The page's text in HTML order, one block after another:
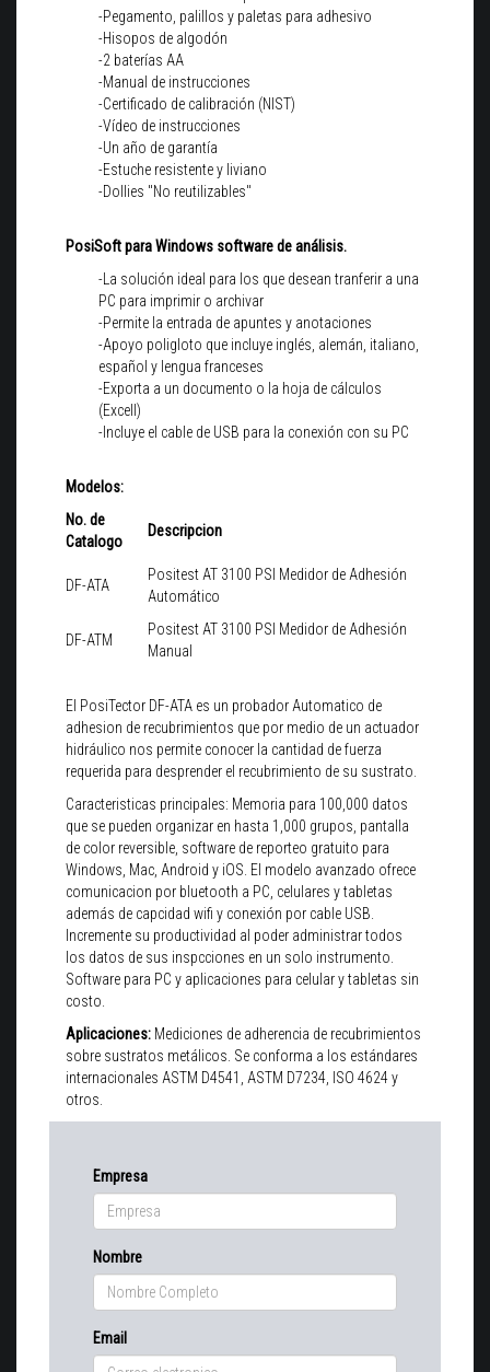
-Pegamento, palillos y paletas para adhesivo
-Hisopos de algodón
-2 baterías AA
-Manual de instrucciones
-Certificado de calibración (NIST)
-Vídeo de instrucciones
-Un año de garantía
-Estuche resistente y liviano
-Dollies "No reutilizables"
PosiSoft para Windows software de análisis.
-La solución ideal para los que desean tranferir a una
PC para imprimir o archivar
-Permite la entrada de apuntes y anotaciones
-Apoyo poligloto que incluye inglés, alemán, italiano,
español y lengua franceses
-Exporta a un documento o la hoja de cálculos
(Excell)
-Incluye el cable de USB para la conexión con su PC
Modelos:
No. de
Catalogo
Descripcion
DF-ATA
Positest AT 3100 PSI Medidor de Adhesión
Automático
DF-ATM
Positest AT 3100 PSI Medidor de Adhesión
Manual
El PosiTector DF-ATA es un probador Automatico de
adhesion de recubrimientos que por medio de un actuador
hidráulico nos permite conocer la cantidad de fuerza
requerida para desprender el recubrimiento de su sustrato.
Caracteristicas principales: Memoria para 100,000 datos
que se pueden organizar en hasta 1,000 grupos, pantalla
de color reversible, software de reporteo gratuito para
Windows, Mac, Android y iOS. El modelo avanzado ofrece
comunicacion por bluetooth a PC, celulares y tabletas
además de capcidad wifi y conexión por cable USB.
Incremente su productividad al poder administrar todos
los datos de sus inspcciones en un solo instrumento.
Software para PC y aplicaciones para celular y tabletas sin
costo.
Aplicaciones: Mediciones de adherencia de recubrimientos
sobre sustratos metálicos. Se conforma a los estándares
internacionales ASTM D4541, ASTM D7234, ISO 4624 y
otros.
Empresa
Nombre
Email